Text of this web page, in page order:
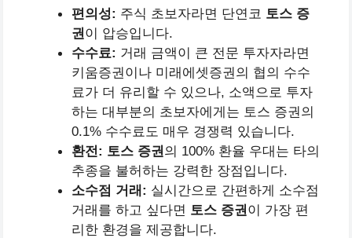
편의성: 주식 초보자라면 단연코 토스 증
권이 압승입니다.
수수료: 거래 금액이 큰 전문 투자자라면
키움증권이나 미래에셋증권의 협의 수수
료가 더 유리할 수 있으나, 소액으로 투자
하는 대부분의 초보자에게는 토스 증권의
0.1% 수수료도 매우 경쟁력 있습니다.
환전: 토스 증권의 100% 환율 우대는 타의
추종을 불허하는 강력한 장점입니다.
소수점 거래: 실시간으로 간편하게 소수점
거래를 하고 싶다면 토스 증권이 가장 편
리한 환경을 제공합니다.